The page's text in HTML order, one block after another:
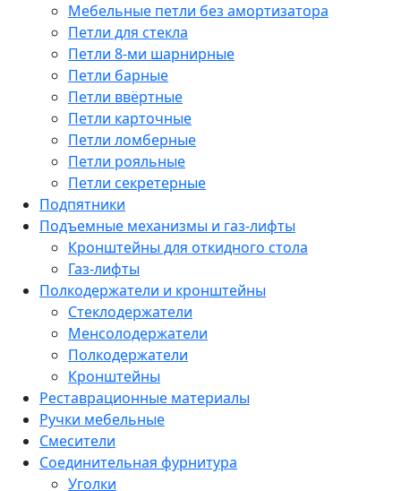
Мебельные петли без амортизатора
Петли для стекла
Петли 8-ми шарнирные
Петли барные
Петли ввёртные
Петли карточные
Петли ломберные
Петли рояльные
Петли секретерные
Подпятники
Подъемные механизмы и газ-лифты
Кронштейны для откидного стола
Газ-лифты
Полкодержатели и кронштейны
Стеклодержатели
Менсолодержатели
Полкодержатели
Кронштейны
Реставрационные материалы
Ручки мебельные
Смесители
Соединительная фурнитура
Уголки